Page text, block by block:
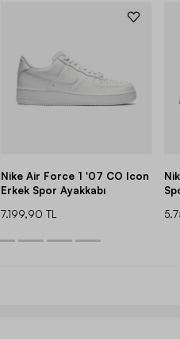
Nike Air Force 1 '07 CO Icon
Erkek Spor Ayakkabı
7.199,90 TL